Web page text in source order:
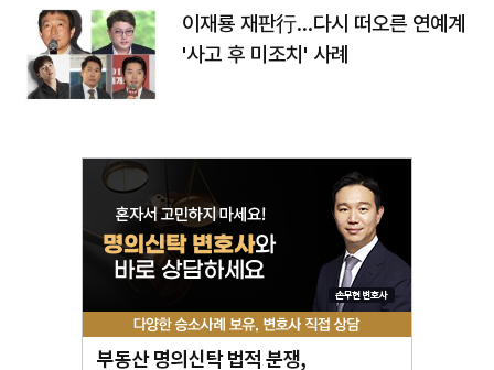
이재룡 재판行…다시 떠오른 연예계
'사고 후 미조치' 사례